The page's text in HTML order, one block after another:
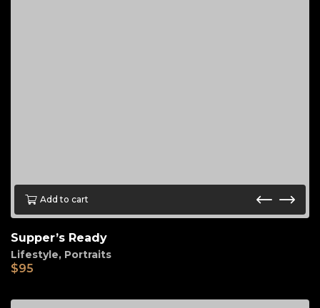
Add to cart
Supper’s Ready
Lifestyle, Portraits
$95